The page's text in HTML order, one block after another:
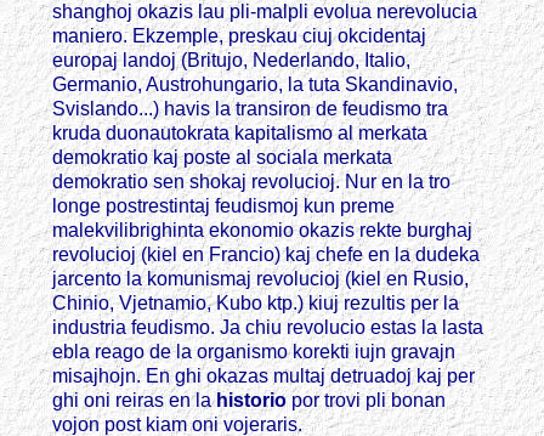
shanghoj okazis lau pli-malpli evolua nerevolucia
maniero. Ekzemple, preskau ciuj okcidentaj
europaj landoj (Britujo, Nederlando, Italio,
Germanio, Austrohungario, la tuta Skandinavio,
Svislando...) havis la transiron de feudismo tra
kruda duonautokrata kapitalismo al merkata
demokratio kaj poste al sociala merkata
demokratio sen shokaj revolucioj. Nur en la tro
longe postrestintaj feudismoj kun preme
malekvilibrighinta ekonomio okazis rekte burghaj
revolucioj (kiel en Francio) kaj chefe en la dudeka
jarcento la komunismaj revolucioj (kiel en Rusio,
Chinio, Vjetnamio, Kubo ktp.) kiuj rezultis per la
industria feudismo. Ja chiu revolucio estas la lasta
ebla reago de la organismo korekti iujn gravajn
misajhojn. En ghi okazas multaj detruadoj kaj per
ghi oni reiras en lahistoriopor trovi pli bonan
vojon post kiam oni vojeraris.